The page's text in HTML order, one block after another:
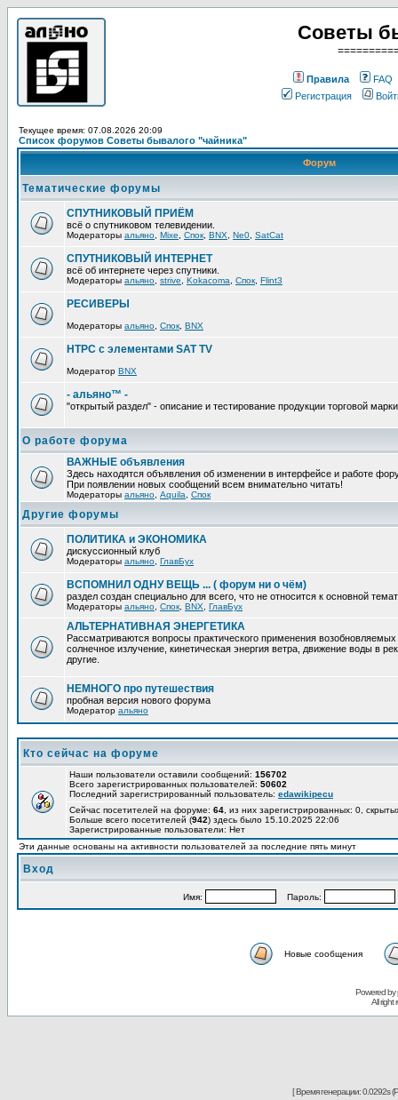
Советы
Правила
FAQ
Регистрация
Текущее время: 07.08.2026 20:09
Список форумов Советы бывалого "чайника"
Форум
Тематические форумы
СПУТНИКОВЫЙ ПРИЁМ
всё о спутниковом телевидении.
Модераторы альяно Mixe Спок BNX Ne0 SatCat
СПУТНИКОВЫЙ ИНТЕРНЕТ
всё об интернете через спутники.
Модераторы альяно strive Kokacoma Спок Flint3
РЕСИВЕРЫ
Модераторы альяно Спок BNX
HTPC с элементами SAT TV
Модератор BNX
- альяно™ -
"открытый раздел" - описание и тестирование продукции торговой
О работе форума
ВАЖНЫЕ объявления
Здесь находятся объявления об изменении в интерфейсе и работе
При появлении новых сообщений всем внимательно читать!
Модераторы альяно Aquila Спок
Другие форумы
ПОЛИТИКА и ЭКОНОМИКА
дискуссионный клуб
Модераторы альяно ГлавБух
ВСПОМНИЛ ОДНУ ВЕЩЬ ... ( форум ни о чём)
раздел создан специально для всего, что не относится к основной
Модераторы альяно Спок BNX ГлавБух
АЛЬТЕРНАТИВНАЯ ЭНЕРГЕТИКА
Рассматриваются вопросы практического применения
солнечное излучение, кинетическая энергия ветра, движение воды в
другие.
НЕМНОГО про путешествия
пробная версия нового форума
Модератор альяно
Кто сейчас на форуме
Наши пользователи оставили сообщений: 156702
Всего зарегистрированных пользователей: 50602
Последний зарегистрированный пользователь: edawikipecu
Сейчас посетителей на форуме: 64 , из них зарегистрированных: 0,
Больше всего посетителей (942) здесь было 15.10.2025 22:06
Зарегистрированные пользователи: Нет
Эти данные основаны на активности пользователей за последние пять минут
Вход
Имя: Пароль:
Новые сообщения
Powered
All right
[ Время генерации: 0.0292s